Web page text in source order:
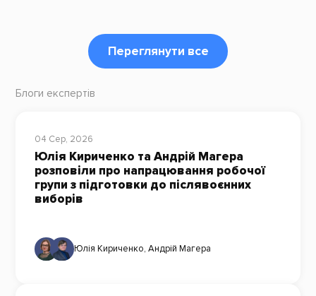
Переглянути все
Блоги експертів
04 Сер, 2026
Юлія Кириченко та Андрій Магера
розповіли про напрацювання робочої
групи з підготовки до післявоєнних
виборів
Юлія Кириченко, Андрій Магера